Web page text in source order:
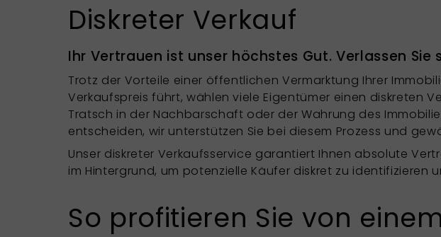
Diskreter Verkauf
Ihr Vertrauen ist unser höchstes Gut. Verlassen
Trotz der Vorteile einer öffentlichen Vermarktung Ihrer
Verkaufspreis führt, wählen viele Eigentümer einen diskreten
Tratsch in der Nachbarschaft oder der Wahrung des
entscheiden, wir unterstützen Sie bei diesem Prozess und
Unser diskreter Verkaufsservice garantiert Ihnen absolute
im Hintergrund, um potenzielle Käufer diskret zu
So profitieren Sie von